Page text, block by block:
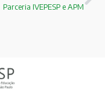
Parceria IVEPESP e APM